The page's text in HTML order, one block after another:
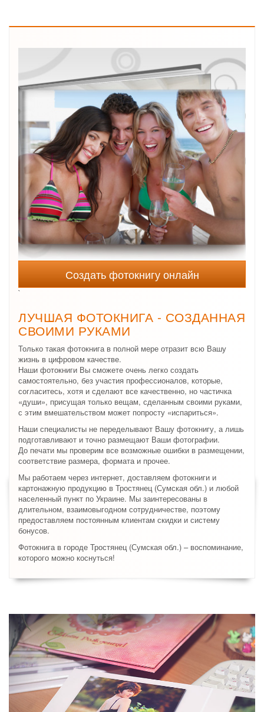
Создать фотокнигу онлайн
`
ЛУЧШАЯ ФОТОКНИГА - СОЗДАННАЯ
СВОИМИ РУКАМИ
Только такая фотокнига в полной мере отразит всю Вашу
жизнь в цифровом качестве.
Наши фотокниги Вы сможете очень легко создать
самостоятельно, без участия профессионалов, которые,
согласитесь, хотя и сделают все качественно, но частичка
«души», присущая только вещам, сделанным своими руками,
с этим вмешательством может попросту «испариться».
Наши специалисты не переделывают Вашу фотокнигу, а лишь
подготавливают и точно размещают Ваши фотографии.
До печати мы проверим все возможные ошибки в размещении,
соответствие размера, формата и прочее.
Мы работаем через интернет, доставляем фотокниги и
картонажную продукцию в Тростянец (Сумская обл.) и любой
населенный пункт по Украине. Мы заинтересованы в
длительном, взаимовыгодном сотрудничестве, поэтому
предоставляем постоянным клиентам скидки и систему
бонусов.
Фотокнига в городе Тростянец (Сумская обл.) – воспоминание,
которого можно коснуться!